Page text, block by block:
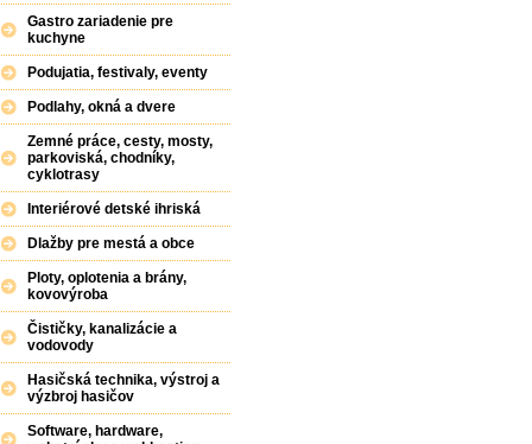
Gastro zariadenie pre
kuchyne
Podujatia, festivaly, eventy
Podlahy, okná a dvere
Zemné práce, cesty, mosty,
parkoviská, chodníky,
cyklotrasy
Interiérové detské ihriská
Dlažby pre mestá a obce
Ploty, oplotenia a brány,
kovovýroba
Čističky, kanalizácie a
vodovody
Hasičská technika, výstroj a
výzbroj hasičov
Software, hardware,